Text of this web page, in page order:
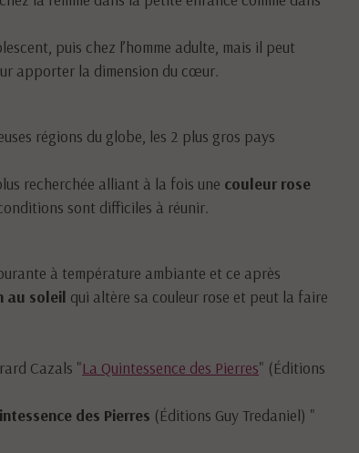
puis chez l’homme adulte, mais il peut
apporter la dimension du cœur.
régions du globe, les 2 plus gros pays
recherchée alliant à la fois une couleur rose
conditions sont difficiles à réunir.
à température ambiante et ce après
au soleil qui altère sa couleur rose et peut la faire
Cazals "La Quintessence des Pierres" (Éditions
des Pierres (Éditions Guy Tredaniel) "